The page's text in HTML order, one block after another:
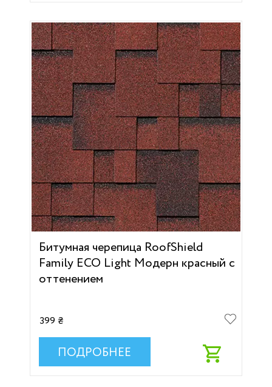
Битумная черепица RoofShield
Family ECO Light Модерн красный с
оттенением
399 ₴
ПОДРОБНЕЕ